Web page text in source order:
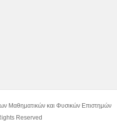
Μαθηματικών και Φυσικών Επιστημών
Reserved